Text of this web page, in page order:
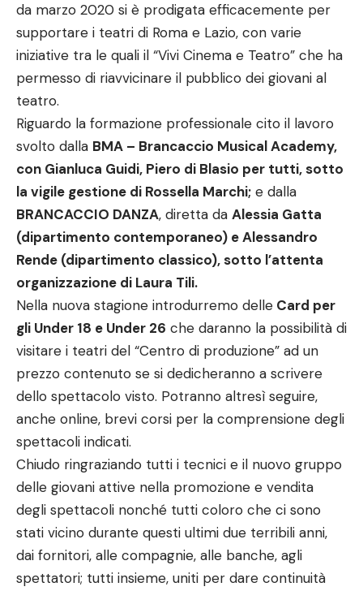
da marzo 2020 si è prodigata efficacemente per
supportare i teatri di Roma e Lazio, con varie
iniziative tra le quali il “Vivi Cinema e Teatro” che ha
permesso di riavvicinare il pubblico dei giovani al
teatro.
Riguardo la formazione professionale cito il lavoro
svolto dalla BMA – Brancaccio Musical Academy,
con Gianluca Guidi, Piero di Blasio per tutti, sotto
la vigile gestione di Rossella Marchi; e dalla
BRANCACCIO DANZA, diretta da Alessia Gatta
(dipartimento contemporaneo) e Alessandro
Rende (dipartimento classico), sotto l’attenta
organizzazione di Laura Tili.
Nella nuova stagione introdurremo delle Card per
gli Under 18 e Under 26 che daranno la possibilità di
visitare i teatri del “Centro di produzione” ad un
prezzo contenuto se si dedicheranno a scrivere
dello spettacolo visto. Potranno altresì seguire,
anche online, brevi corsi per la comprensione degli
spettacoli indicati.
Chiudo ringraziando tutti i tecnici e il nuovo gruppo
delle giovani attive nella promozione e vendita
degli spettacoli nonché tutti coloro che ci sono
stati vicino durante questi ultimi due terribili anni,
dai fornitori, alle compagnie, alle banche, agli
spettatori; tutti insieme, uniti per dare continuità